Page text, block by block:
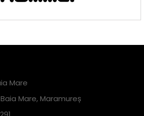
Mare
Baia Mare, Maramureș